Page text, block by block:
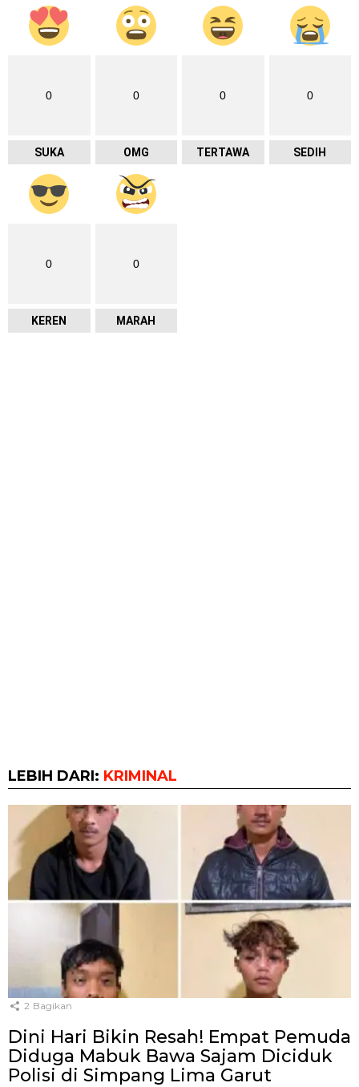
0
SUKA
0
OMG
0
TERTAWA
0
SEDIH
0
KEREN
0
MARAH
LEBIH DARI: KRIMINAL
2 Bagikan
Dini Hari Bikin Resah! Empat Pemuda
Diduga Mabuk Bawa Sajam Diciduk
Polisi di Simpang Lima Garut